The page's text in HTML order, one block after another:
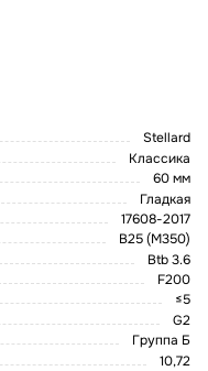
Stellard
Классика
60 мм
Гладкая
17608-2017
В25 (М350)
Btb 3.6
F200
≤5
G2
Группа Б
10,72